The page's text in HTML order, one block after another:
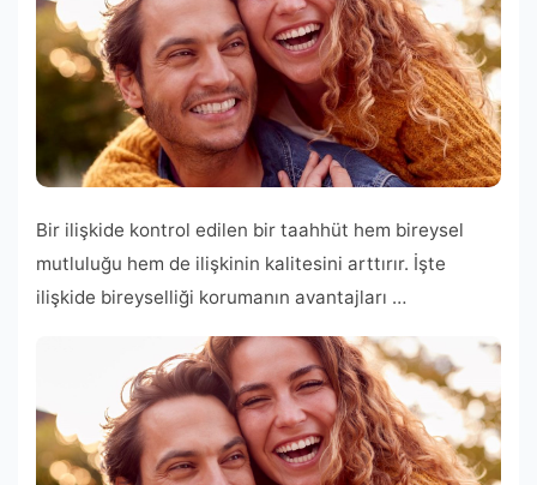
Bir ilişkide kontrol edilen bir taahhüt hem bireysel
mutluluğu hem de ilişkinin kalitesini arttırır. İşte
ilişkide bireyselliği korumanın avantajları …